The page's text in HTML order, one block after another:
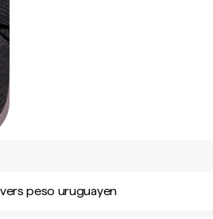
peso uruguayen